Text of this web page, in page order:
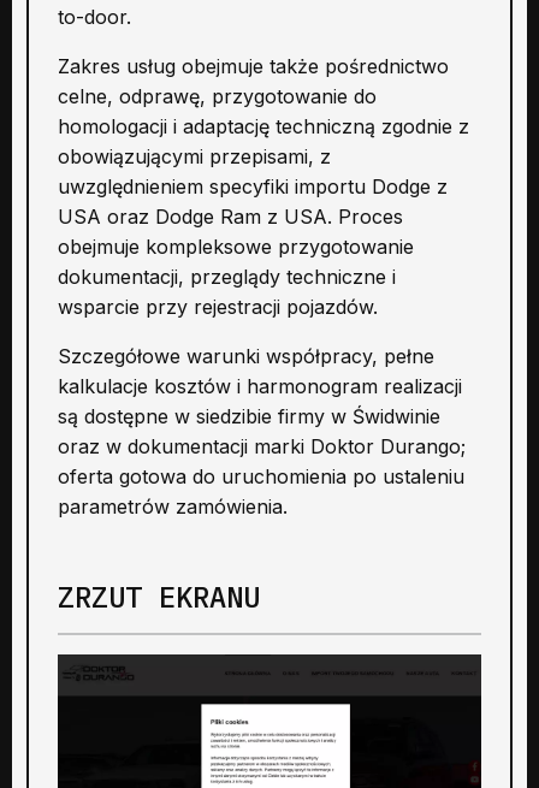
to-door.
Zakres usług obejmuje także pośrednictwo
celne, odprawę, przygotowanie do
homologacji i adaptację techniczną zgodnie z
obowiązującymi przepisami, z
uwzględnieniem specyfiki importu Dodge z
USA oraz Dodge Ram z USA. Proces
obejmuje kompleksowe przygotowanie
dokumentacji, przeglądy techniczne i
wsparcie przy rejestracji pojazdów.
Szczegółowe warunki współpracy, pełne
kalkulacje kosztów i harmonogram realizacji
są dostępne w siedzibie firmy w Świdwinie
oraz w dokumentacji marki Doktor Durango;
oferta gotowa do uruchomienia po ustaleniu
parametrów zamówienia.
ZRZUT EKRANU